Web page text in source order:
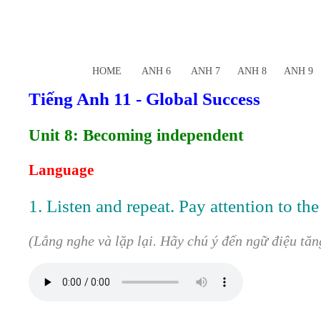
HOME ANH 6 ANH 7 ANH 8 ANH 9
Tiếng Anh 11 - Global Success
Unit 8: Becoming independent
Language
1. Listen and repeat. Pay attention to
(Lắng nghe và lặp lại. Hãy chú ý đến ngữ điệu